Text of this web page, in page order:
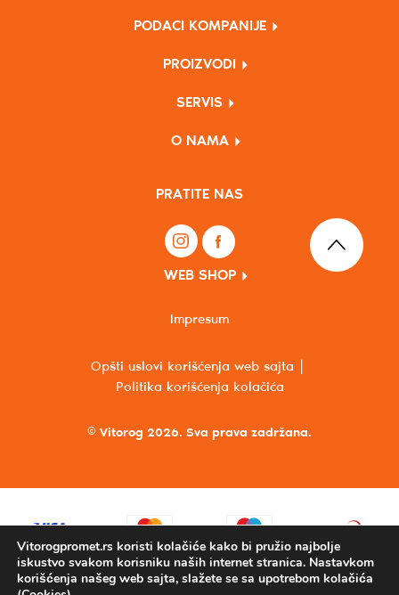
PODACI KOMPANIJE
PROIZVODI
SERVIS
O NAMA
PRATITE NAS
WEB SHOP
© Vitorog 2026. Sva prava zadržana.
Opšti uslovi korišćenja web sajta
Politika korišćenja kolačića
Impresum
Vitorogpromet.rs koristi kolačiće kako bi pružio najbolje
iskustvo svakom korisniku naših internet stranica. Nastavkom
korišćenja našeg web sajta, slažete se sa upotrebom kolačića